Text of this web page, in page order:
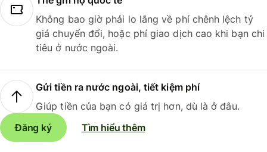
Không bao giờ phải lo lắng về phí chênh lệch tỷ
giá chuyển đổi, hoặc phí giao dịch cao khi bạn chi
tiêu ở nước ngoài.
Gửi tiền ra nước ngoài, tiết kiệm phí
Giúp tiền của bạn có giá trị hơn, dù là ở đâu.
Đăng ký
Tìm hiểu thêm